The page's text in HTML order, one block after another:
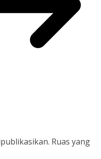
Ruas yang